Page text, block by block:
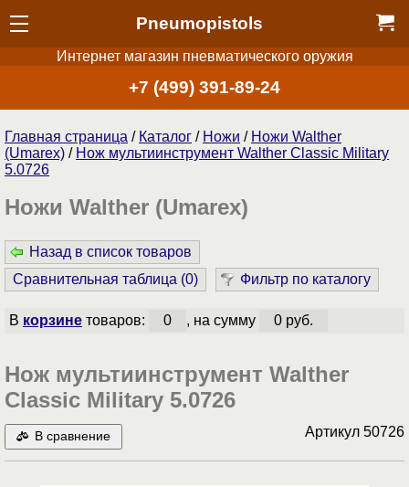
Pneumopistols
Интернет магазин пневматического оружия
+7 (499) 391-89-24
Главная страница / Каталог / Ножи / Ножи Walther
(Umarex) / Нож мультиинструмент Walther Classic Military
5.0726
Ножи Walther (Umarex)
Назад в список товаров
Сравнительная таблица (0) Фильтр по каталогу
В корзинетоваров: 0 , на сумму 0 руб.
Нож мультиинструмент Walther
Classic Military 5.0726
В сравнение Артикул 50726